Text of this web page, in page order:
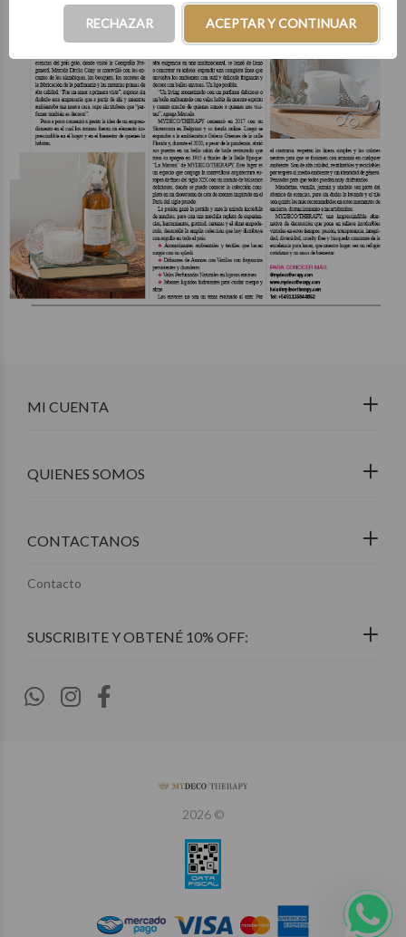
MI CUENTA
QUIENES SOMOS
CONTACTANOS
Contacto
2026 ©
RECHAZAR ACEPTAR Y CONTINUAR